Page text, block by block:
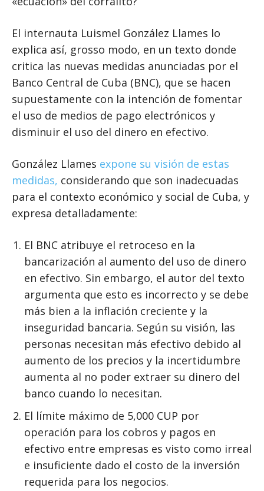
El internauta Luismel González Llames lo
explica así, grosso modo, en un texto donde
critica las nuevas medidas anunciadas por el
Banco Central de Cuba (BNC), que se hacen
supuestamente con la intención de fomentar
el uso de medios de pago electrónicos y
disminuir el uso del dinero en efectivo.
González Llames expone su visión de estas
medidas, considerando que son inadecuadas
para el contexto económico y social de Cuba, y
expresa detalladamente:
El BNC atribuye el retroceso en la
bancarización al aumento del uso de dinero
en efectivo. Sin embargo, el autor del texto
argumenta que esto es incorrecto y se debe
más bien a la inflación creciente y la
inseguridad bancaria. Según su visión, las
personas necesitan más efectivo debido al
aumento de los precios y la incertidumbre
aumenta al no poder extraer su dinero del
banco cuando lo necesitan.
El límite máximo de 5,000 CUP por
operación para los cobros y pagos en
efectivo entre empresas es visto como irreal
e insuficiente dado el costo de la inversión
requerida para los negocios.